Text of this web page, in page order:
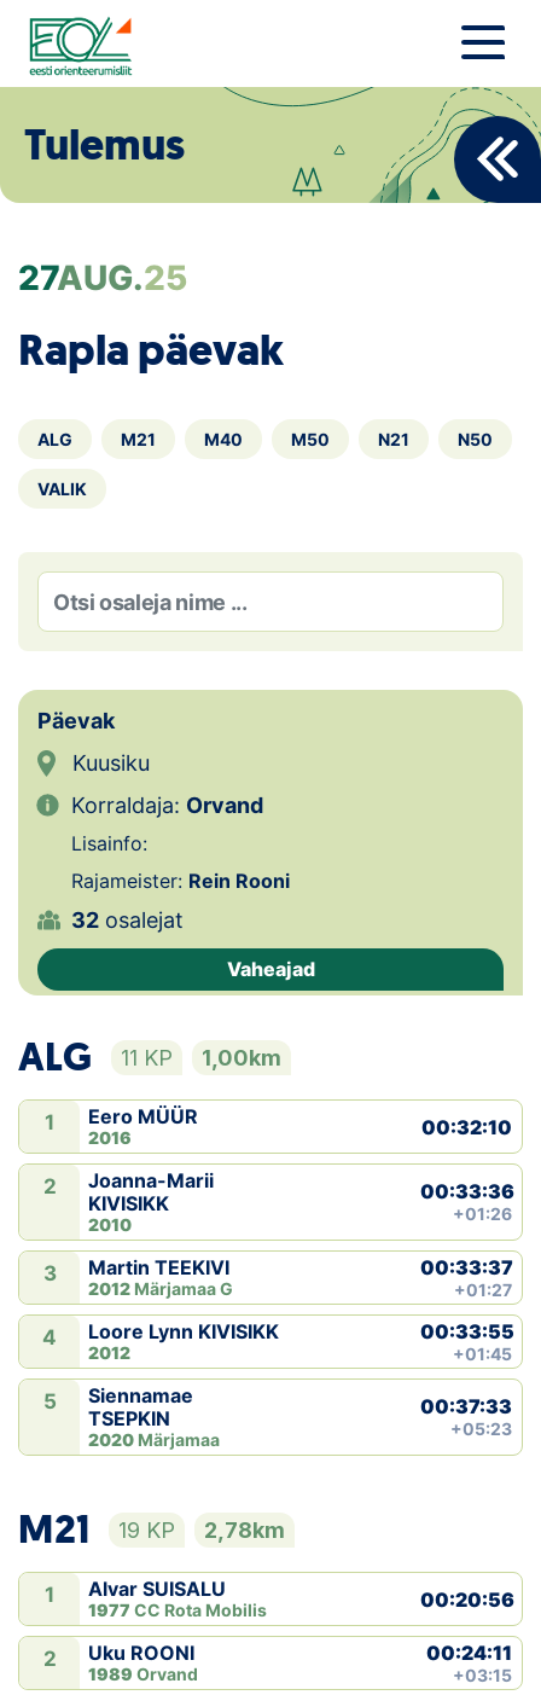
Liigu
sisu
juurde
Estonian Orienteering Federation
Eesti Orienteerumine 100!
Toetamine
Telli litsents!
Noored
Kontakt
Galerii
Kaardid
Kalender
Koondised
Tule klubisse!
Dokumendid
Klubid
Suletud maastikud
Püsirajad
Ajalugu
Koolitused
OTSI
Tulemus
27AUG.25
Rapla päevak
ALG M21 M40 M50 N21 N50
VALIK
Päevak
Kuusiku
Korraldaja: Orvand
Lisainfo:
Rajameister: Rein Rooni
32 osalejat
Vaheajad
ALG 11 KP 1,00km
1 Eero MÜÜR
2016 00:32:10
2
Joanna-Marii
KIVISIKK
2010
00:33:36
+01:26
3 Martin TEEKIVI
2012 Märjamaa G
00:33:37
+01:27
4 Loore Lynn KIVISIKK
2012
00:33:55
+01:45
5
Siennamae
TSEPKIN
2020 Märjamaa
00:37:33
+05:23
M21 19 KP 2,78km
1 Alvar SUISALU
1977 CC Rota Mobilis 00:20:56
2 Uku ROONI
1989 Orvand
00:24:11
+03:15